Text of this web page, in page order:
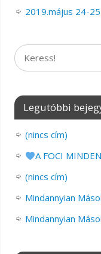
2019.május 24-
Legutóbbi
(nincs cím)
A FOCI
(nincs cím)
Mindannyian
Mindannyian